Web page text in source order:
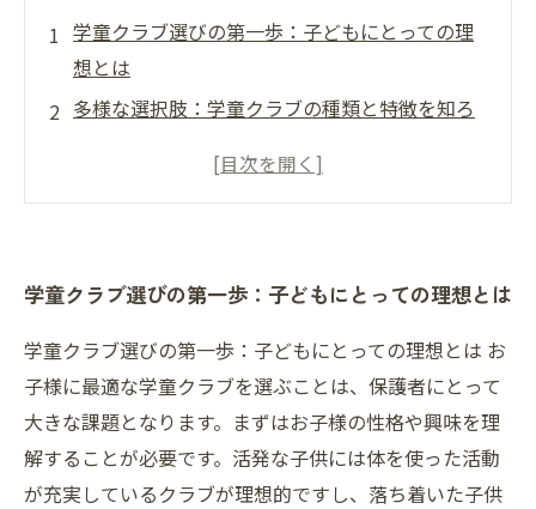
学童クラブ選びの第一歩：子どもにとっての理
想とは
多様な選択肢：学童クラブの種類と特徴を知ろ
親が知っておくべきポイント：子どもに合った
学童クラブ見学のススメ：実際の雰囲気を感じ
よう
選び方のまとめ：理想の学童クラブを見つける
ために
未来へのステップ：学童クラブが子どもに与え
る影響とは
学童クラブ選びの第一歩：子どもにとっての理想とは
学童クラブ選びの第一歩：子どもにとっての理想とは お
子様に最適な学童クラブを選ぶことは、保護者にとって
大きな課題となります。まずはお子様の性格や興味を理
解することが必要です。活発な子供には体を使った活動
が充実しているクラブが理想的ですし、落ち着いた子供